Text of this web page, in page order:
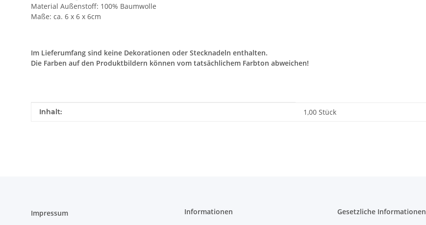
Material Außenstoff: 100% Baumwolle
Maße: ca. 6 x 6 x 6cm
Im Lieferumfang sind keine Dekorationen oder Stecknadeln enthalten.
Die Farben auf den Produktbildern können vom tatsächlichem Farbton abweichen!
Produkteigenschaft
Wert
Inhalt: 1,00 Stück
Impressum
Informationen Gesetzliche Informationen